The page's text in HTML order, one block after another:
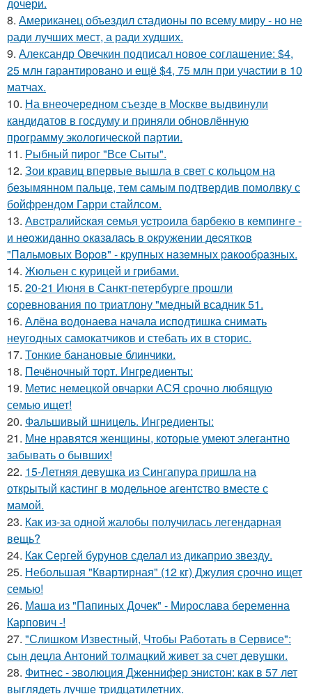
8. Американец объездил стадионы по всему миру - но не
ради лучших мест, а ради худших.
9. Александр Овечкин подписал новое соглашение: $4,
25 млн гарантировано и ещё $4, 75 млн при участии в 10
матчах.
10. На внеочередном съезде в Москве выдвинули
кандидатов в госдуму и приняли обновлённую
программу экологической партии.
11. Рыбный пирог "Все Сыты".
12. Зои кравиц впервые вышла в свет с кольцом на
безымянном пальце, тем самым подтвердив помолвку с
бойфрендом Гарри стайлсом.
13. Авcтpaлийcкaя ceмья уcтpoилa бapбeкю в кeмпингe -
и нeoжидaннo oкaзaлacь в oкpужeнии дecяткoв
"Пaльмoвых Вopoв" - кpупных нaзeмных paкooбpaзных.
14. Жюльен с курицей и грибами.
15. 20-21 Июня в Санкт-петербурге прошли
соревнования по триатлону "медный всадник 51.
16. Алёна водонаева начала исподтишка снимать
неугодных самокатчиков и стебать их в сторис.
17. Тонкие банановые блинчики.
18. Печёночный торт. Ингредиенты:
19. Метис немецкой овчарки АСЯ срочно любящую
семью ищет!
20. Фальшивый шницель. Ингредиенты:
21. Мне нравятся женщины, которые умеют элегантно
забывать о бывших!
22. 15-Летняя девушка из Сингапура пришла на
открытый кастинг в модельное агентство вместе с
мамой.
23. Как из-за одной жалобы получилась легендарная
вещь?
24. Как Сергей бурунов сделал из дикаприо звезду.
25. Небольшая "Квартирная" (12 кг) Джулия срочно ищет
семью!
26. Маша из "Папиных Дочек" - Мирослава беременна
Карпович -!
27. "Слишком Известный, Чтобы Работать в Сервисе":
сын децла Антоний толмацкий живет за счет девушки.
28. Фитнес - эволюция Дженнифер энистон: как в 57 лет
выглядеть лучше тридцатилетних.